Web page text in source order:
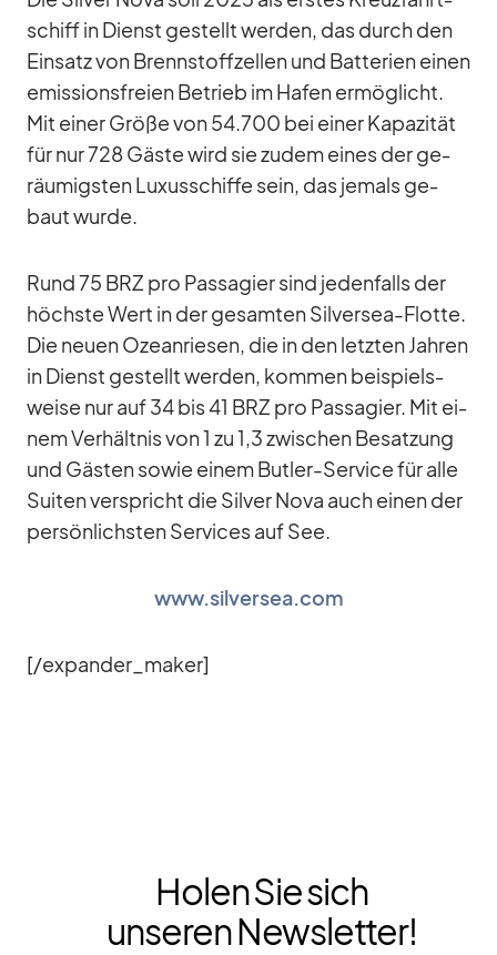
schiff in Dienst ge­stellt wer­den, das durch den
Ein­satz von Brenn­stoff­zel­len und Bat­te­rien ei­nen
emis­si­ons­freien Be­trieb im Ha­fen er­mög­licht.
Mit ei­ner Größe von 54.700 bei ei­ner Ka­pa­zi­tät
für nur 728 Gäste wird sie zu­dem ei­nes der ge­
räu­migs­ten Lu­xus­schiffe sein, das je­mals ge­
baut wurde.
Rund 75 BRZ pro Pas­sa­gier sind je­den­falls der
höchste Wert in der ge­sam­ten Sil­ver­sea-Flotte.
Die neuen Oze­an­rie­sen, die in den letz­ten Jah­ren
in Dienst ge­stellt wer­den, kom­men bei­spiels­
weise nur auf 34 bis 41 BRZ pro Pas­sa­gier. Mit ei­
nem Ver­hält­nis von 1 zu 1,3 zwi­schen Be­sat­zung
und Gäs­ten so­wie ei­nem But­ler-Ser­vice für alle
Sui­ten ver­spricht die Sil­ver Nova auch ei­nen der
per­sön­lichs­ten Ser­vices auf See.
www.silversea.com
[/​expander_​maker]
Holen Sie sich
unseren Newsletter!